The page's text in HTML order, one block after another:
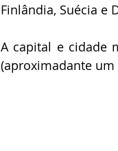
Finlândia, Suécia e
A capital e cidade
(aproximadante